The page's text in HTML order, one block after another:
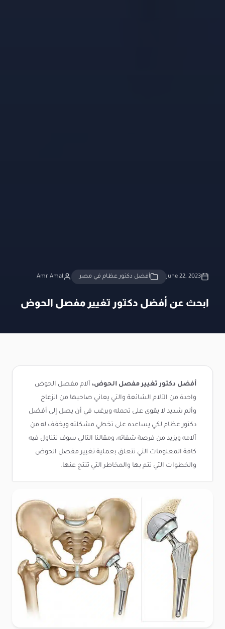
June 22, 2023 أفضل دكتور عظام في مصر Amr Amal
ابحث عن أفضل دكتور تغيير مفصل الحوض
أفضل دكتور تغيير مفصل الحوض، آلام مفصل الحوض
واحدة من الآلام الشائعة والتي يعاني صاحبها من انزعاج
وألم شديد لا يقوى على تحمله ويرغب في أن يصل إلى أفضل
دكتور عظام لكي يساعده على تخطي مشكلته ويخفف له من
آلامه ويزيد من فرصة شفائه، ومقالنا التالي سوف نتناول فيه
كافة المعلومات التي تتعلق بعملية تغيير مفصل الحوض
والخطوات التي تتم بها والمخاطر التي تنتج عنها.